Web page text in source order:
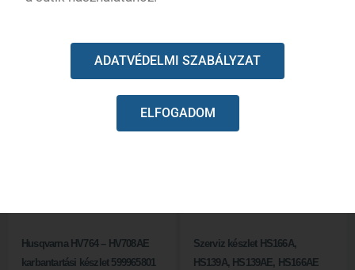
Husqvarna HV764 – HV708AE
karbantartási készlet 599965801
Szerviz készlet HS166A,
HS139A, HS139AE, HS166AE
ADATVÉDELMI SZABÁLYZAT
ELFOGADOM